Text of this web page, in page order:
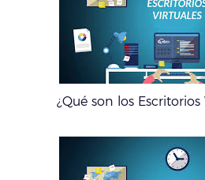
¿Qué son los Escritorios